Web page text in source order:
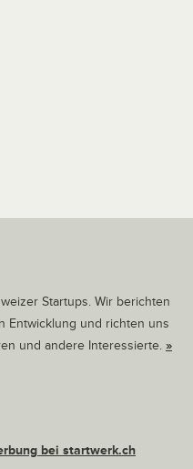
Startups. Wir berichten
Entwicklung und richten uns
und andere Interessierte. »
bei startwerk.ch